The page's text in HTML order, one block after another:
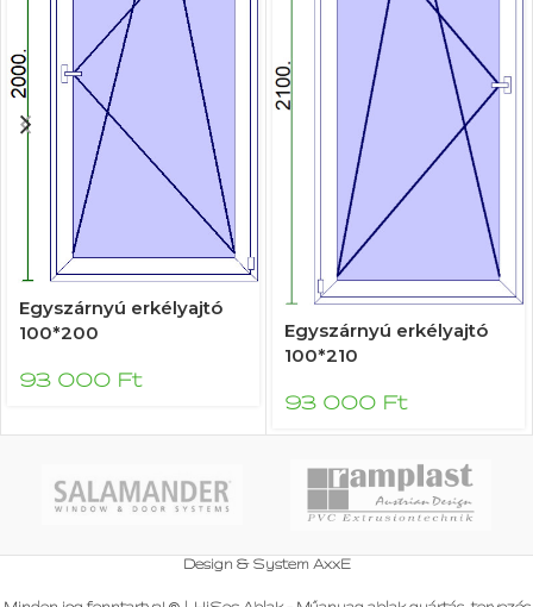
Egyszárnyú erkélyajtó
100*200
93 000 Ft
Egyszárnyú erkélyajtó
100*210
93 000 Ft
Design & System AxxE